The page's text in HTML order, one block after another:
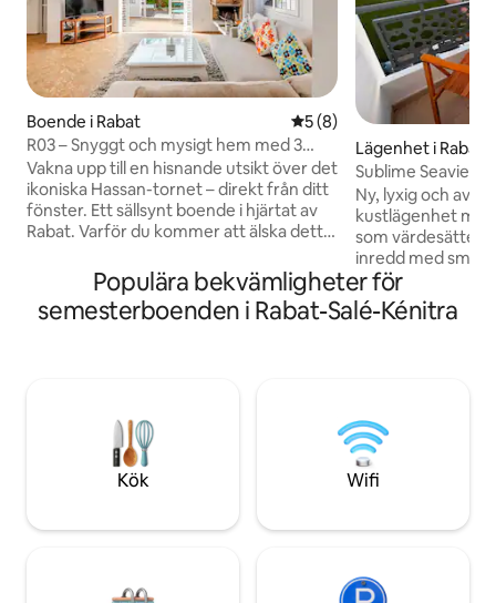
Boende i Rabat 5 av 5 i genomsnittligt
5 (8)
R03 – Snyggt och mysigt hem med 3
sovrum | Hassan Tower Rabat
Vakna upp till en hisnande utsikt över det
ikoniska Hassan-tornet – direkt från ditt
fönster. Ett sällsynt boende i hjärtat av
Rabat. Varför du kommer att älska detta
dubbelsängar – perfekt för familjer och
grupper • Ljust och bekvämt
vardagsrum för avkoppling • Egen
från Hassantornet, mausoleet, kaféer
och förstklassiga restauranger.
Lägenhet i Rabat
Sublime Seaview
Ny, lyxig och
kustlägenhet mitt
som värdesätter
inredd med
på detaljer med
havsutsikt. Dess
du enkelt kan gå
bokstavligen den
har satt alla
dig som hemma!
Populära bekvämligheter för
semesterboenden i Rabat-Salé-Kénitra
Kök Wifi